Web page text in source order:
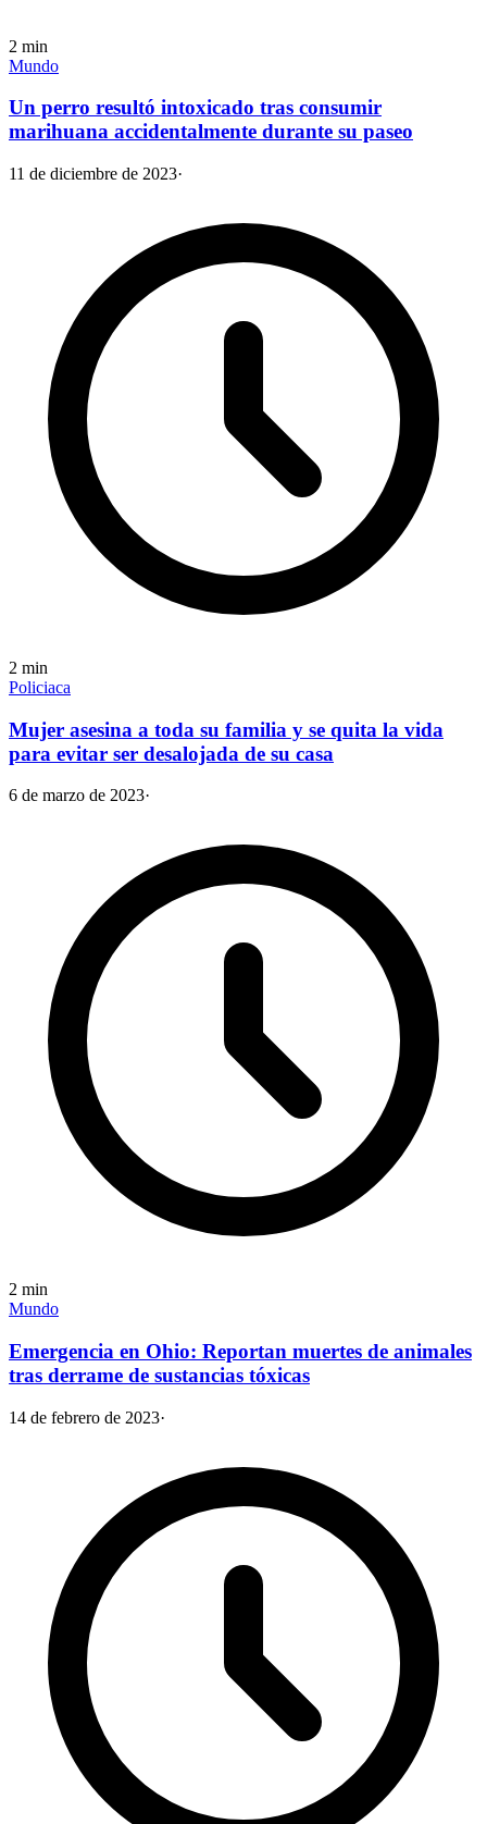
2 min
Mundo
Un perro resultó intoxicado tras consumir
marihuana accidentalmente durante su paseo
11 de diciembre de 2023·
2 min
Policiaca
Mujer asesina a toda su familia y se quita la vida
para evitar ser desalojada de su casa
6 de marzo de 2023·
2 min
Mundo
Emergencia en Ohio: Reportan muertes de animales
tras derrame de sustancias tóxicas
14 de febrero de 2023·